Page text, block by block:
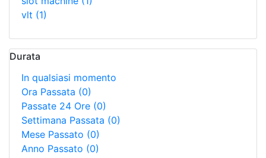
vlt (1)
Durata
In qualsiasi momento
Ora Passata (0)
Passate 24 Ore (0)
Settimana Passata (0)
Mese Passato (0)
Anno Passato (0)